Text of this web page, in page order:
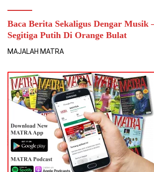
Baca Berita Sekaligus Dengar
Segitiga Putih Di Orange Bulat
MAJALAH MATRA